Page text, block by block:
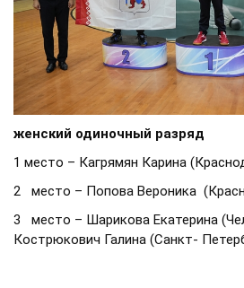
женский одиночный разряд
1 место – Кагрямян Карина
2 место – Попова Вероника
3 место – Шарикова Екатерина
Кострюкович Галина (Санкт-